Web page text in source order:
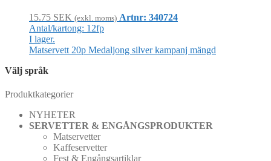
15.75 SEK (exkl. moms) Artnr: 340724
Antal/kartong: 12fp
I lager.
Matservett 20p Medaljong silver kampanj mängd
Välj språk
Produktkategorier
NYHETER
SERVETTER & ENGÅNGSPRODUKTER
Matservetter
Kaffeservetter
Fest & Engångsartiklar